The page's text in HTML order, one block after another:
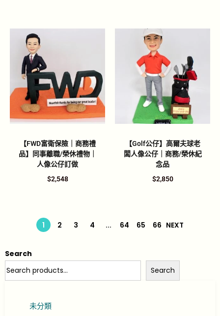
【FWD富衛保險｜商務禮
品】同事離職/榮休禮物｜
人像公仔訂做
$2,548
【Golf公仔】高爾夫球老
闆人像公仔｜商務/榮休紀
念品
$2,850
1 2 3 4 ... 64 65 66 NEXT
Search
Search
未分類